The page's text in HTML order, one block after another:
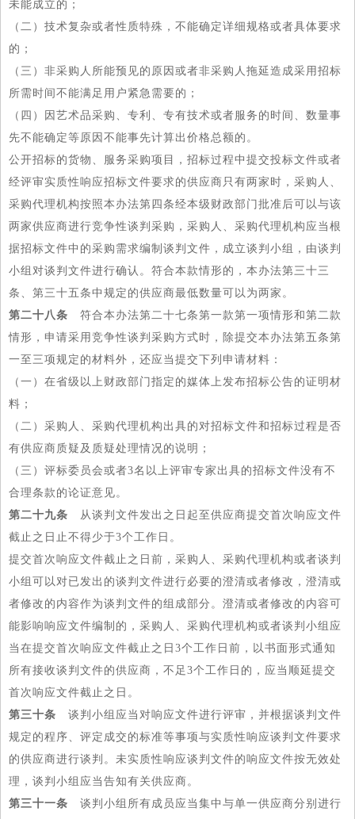
未能成立的；
（二）技术复杂或者性质特殊，不能确定详细规格或者具体要求
的；
（三）非采购人所能预见的原因或者非采购人拖延造成采用招标
所需时间不能满足用户紧急需要的；
（四）因艺术品采购、专利、专有技术或者服务的时间、数量事
先不能确定等原因不能事先计算出价格总额的。
公开招标的货物、服务采购项目，招标过程中提交投标文件或者
经评审实质性响应招标文件要求的供应商只有两家时，采购人、
采购代理机构按照本办法第四条经本级财政部门批准后可以与该
两家供应商进行竞争性谈判采购，采购人、采购代理机构应当根
据招标文件中的采购需求编制谈判文件，成立谈判小组，由谈判
小组对谈判文件进行确认。符合本款情形的，本办法第三十三
条、第三十五条中规定的供应商最低数量可以为两家。
第二十八条 符合本办法第二十七条第一款第一项情形和第二款
情形，申请采用竞争性谈判采购方式时，除提交本办法第五条第
一至三项规定的材料外，还应当提交下列申请材料：
（一）在省级以上财政部门指定的媒体上发布招标公告的证明材
料；
（二）采购人、采购代理机构出具的对招标文件和招标过程是否
有供应商质疑及质疑处理情况的说明；
（三）评标委员会或者3名以上评审专家出具的招标文件没有不
合理条款的论证意见。
第二十九条 从谈判文件发出之日起至供应商提交首次响应文件
截止之日止不得少于3个工作日。
提交首次响应文件截止之日前，采购人、采购代理机构或者谈判
小组可以对已发出的谈判文件进行必要的澄清或者修改，澄清或
者修改的内容作为谈判文件的组成部分。澄清或者修改的内容可
能影响响应文件编制的，采购人、采购代理机构或者谈判小组应
当在提交首次响应文件截止之日3个工作日前，以书面形式通知
所有接收谈判文件的供应商，不足3个工作日的，应当顺延提交
首次响应文件截止之日。
第三十条 谈判小组应当对响应文件进行评审，并根据谈判文件
规定的程序、评定成交的标准等事项与实质性响应谈判文件要求
的供应商进行谈判。未实质性响应谈判文件的响应文件按无效处
理，谈判小组应当告知有关供应商。
第三十一条 谈判小组所有成员应当集中与单一供应商分别进行